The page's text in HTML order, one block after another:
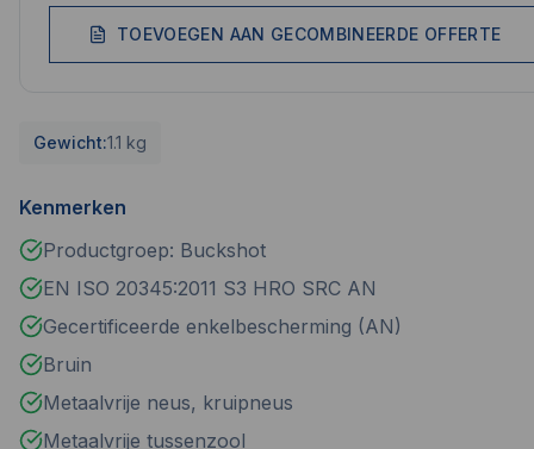
TOEVOEGEN AAN GECOMBINEERDE OFFERTE
Gewicht:1.1 kg
Kenmerken
Productgroep: Buckshot
EN ISO 20345:2011 S3 HRO SRC AN
Gecertificeerde enkelbescherming (AN)
Bruin
Metaalvrije neus, kruipneus
Metaalvrije tussenzool